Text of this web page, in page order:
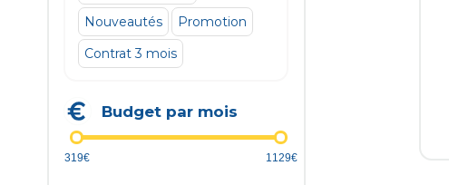
Nouveautés
Promotion
Contrat 3 mois
Budget par mois
319€ 1129€